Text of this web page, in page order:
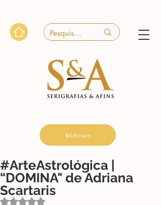
#ArtLovers
#ArteAstrológica |
“DOMINA" de Adriana
Scartaris
Avaliado com NaN de 5 estrelas.